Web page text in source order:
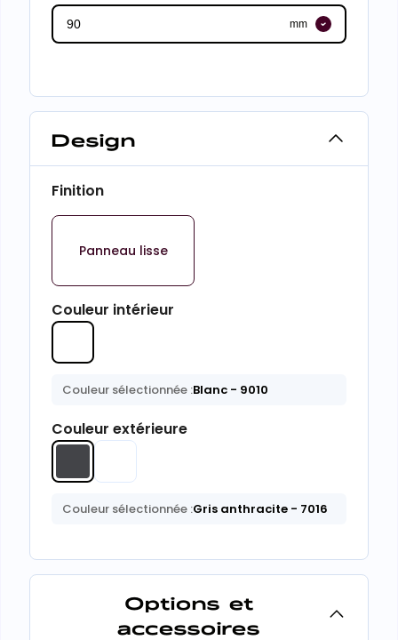
mm
Design
Finition
Panneau lisse
Couleur intérieur
Couleur sélectionnée :Blanc - 9010
Couleur extérieure
Couleur sélectionnée :Gris anthracite - 7016
Options et
accessoires